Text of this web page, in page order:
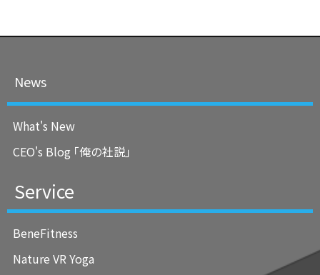
News
What's New
CEO's Blog ｢俺の社説｣
Service
BeneFitness
Nature VR Yoga